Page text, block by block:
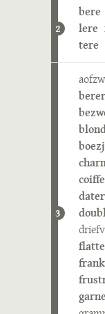
2
bere
lere
tere
3